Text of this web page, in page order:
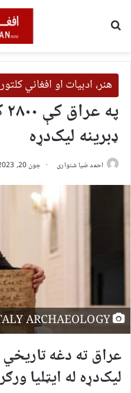
هنر، ادبیات او افغاني
ډبرینه لیک‌دړه
احمد ضیا شنواری جون 20, 2023
IRAQ ITALY ARCHAEOLOGY
عراق ته دغه تاریخي
لیک‌دړه له ایټلیا